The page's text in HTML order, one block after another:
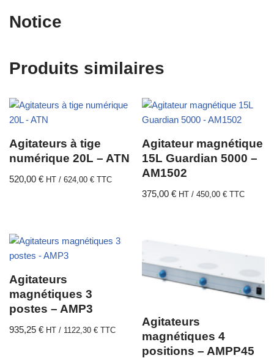
Notice
Produits similaires
Agitateurs à tige
numérique 20L – ATN
520,00 € HT / 624,00 € TTC
Agitateur magnétique
15L Guardian 5000 –
AM1502
375,00€ HT /450,00€ TTC
Agitateurs
magnétiques 3
postes – AMP3
935,25 € HT / 1122,30 € TTC
Agitateurs
magnétiques 4
positions – AMPP45